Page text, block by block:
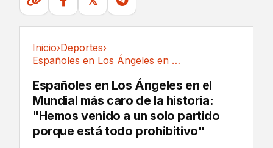
Inicio›Deportes›
Españoles en Los Ángeles en el Mundial más...
Españoles en Los Ángeles en el
Mundial más caro de la historia:
"Hemos venido a un solo partido
porque está todo prohibitivo"